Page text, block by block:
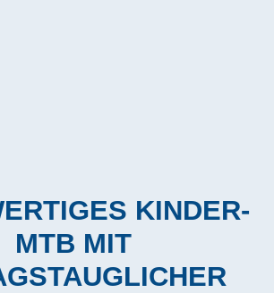
KINDER-
MTB MIT